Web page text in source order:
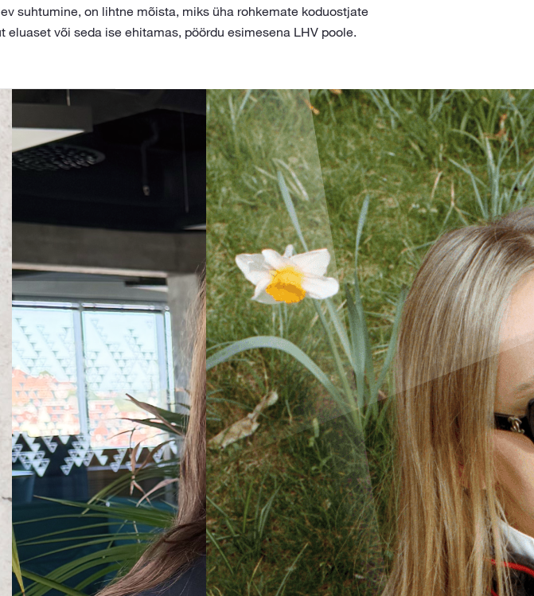
suhtumine, on lihtne mõista, miks üha rohkemate koduostjate
või seda ise ehitamas, pöördu esimesena LHV poole.